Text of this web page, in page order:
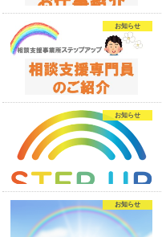
お知らせ
お知らせ
お知らせ